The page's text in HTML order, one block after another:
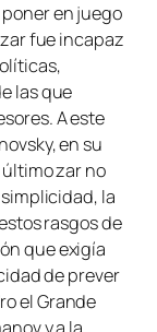
en juego
fue incapaz
las que
A este
en su
zar no
la
rasgos de
que exigía
de prever
el Grande